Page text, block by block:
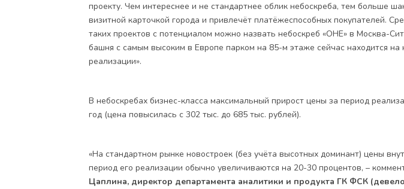
проекту. Чем интереснее и не стандартнее облик небоскреба, тем больше
визитной карточкой города и привлечёт платёжеспособных покупателей.
таких проектов с потенциалом можно назвать небоскреб «ОНЕ» в Москва-
башня с самым высоким в Европе парком на 85-м этаже сейчас находится на
реализации».
В небоскребах бизнес-класса максимальный прирост цены за период
год (цена повысилась с 302 тыс. до 685 тыс. рублей).
«На стандартном рынке новостроек (без учёта высотных доминант) цены
период его реализации обычно увеличиваются на 20-30 процентов, –
Цаплина, директор департамента аналитики и продукта ГК ФСК